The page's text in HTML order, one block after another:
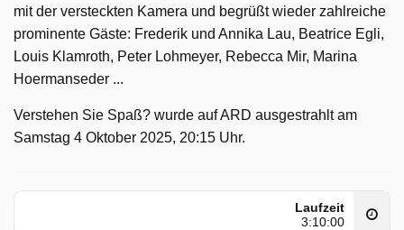
mit der versteckten Kamera und begrüßt wieder zahlreiche
prominente Gäste: Frederik und Annika Lau, Beatrice Egli,
Louis Klamroth, Peter Lohmeyer, Rebecca Mir, Marina
Hoermanseder ...
Verstehen Sie Spaß? wurde auf ARD ausgestrahlt am
Samstag 4 Oktober 2025, 20:15 Uhr.
Laufzeit
3:10:00